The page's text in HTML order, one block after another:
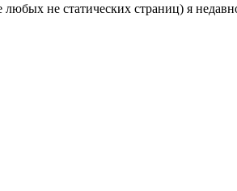
не статических страниц) я